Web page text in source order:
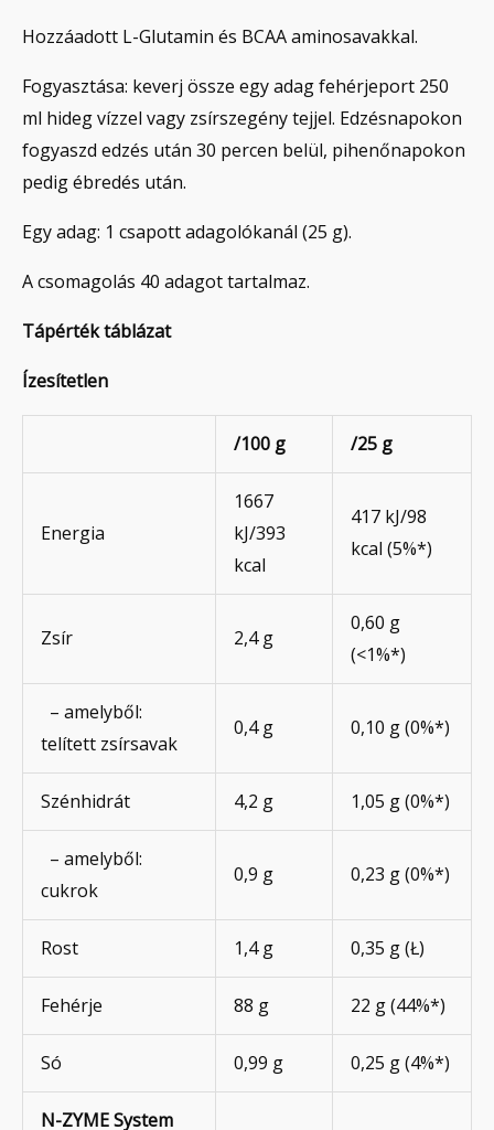
Hozzáadott L-Glutamin és BCAA aminosavakkal.
Fogyasztása: keverj össze egy adag fehérjeport 250
ml hideg vízzel vagy zsírszegény tejjel. Edzésnapokon
fogyaszd edzés után 30 percen belül, pihenőnapokon
pedig ébredés után.
Egy adag: 1 csapott adagolókanál (25 g).
A csomagolás 40 adagot tartalmaz.
Tápérték táblázat
Ízesítetlen
/100 g /25 g
Energia
1667
kJ/393
kcal
417 kJ/98
kcal (5%*)
Zsír 2,4 g
0,60 g
(<1%*)
– amelyből:
telített zsírsavak
0,4 g 0,10 g (0%*)
Szénhidrát 4,2 g 1,05 g (0%*)
– amelyből:
cukrok
0,9 g 0,23 g (0%*)
Rost 1,4 g 0,35 g (Ł)
Fehérje 88 g 22 g (44%*)
Só 0,99 g 0,25 g (4%*)
N-ZYME System